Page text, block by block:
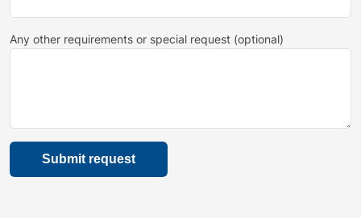
Any other requirements or special request (optional)